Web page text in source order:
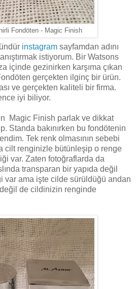
Fondöten - Magic Finish
instagram sayfamdan adını
istiyorum. Bir Watsons
içinde gezinirken karşıma çıkan
gerçekten ilginç bir ürün.
ve gerçekten kaliteli bir firma.
iyi biliyor.
Magic Finish parlak ve dikkat
Standa bakınırken bu fondötenin
Tek renk olmasının sebebi
cilt renginizle bütünleşip o renge
var. Zaten fotoğraflarda da
transparan bir yapıda değil
var ama işte cilde sürüldüğü andan
de cildinizin renginde